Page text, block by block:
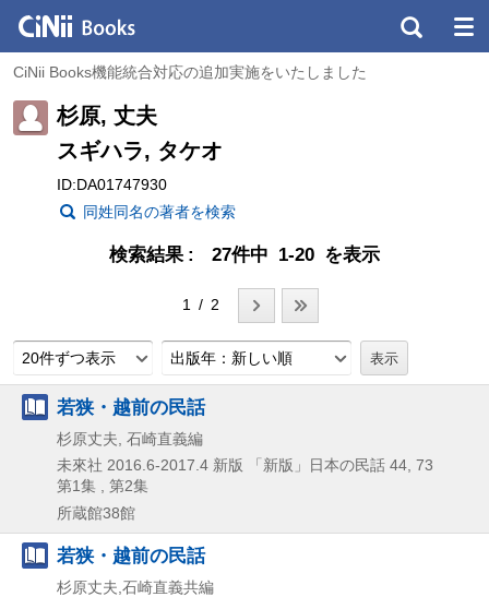
CiNii Books機能統合対応の追加実施をいたしました
杉原, 丈夫
スギハラ, タケオ
ID:DA01747930
同姓同名の著者を検索
検索結果 27件中 1-20 を表示
1 / 2
20件ずつ表示 出版年：新しい順
若狭・越前の民話
杉原丈夫, 石崎直義編
未來社 2016.6-2017.4 新版 「新版」日本の民話 44, 73
第1集 , 第2集
所蔵館38館
若狭・越前の民話
杉原丈夫,石崎直義共編